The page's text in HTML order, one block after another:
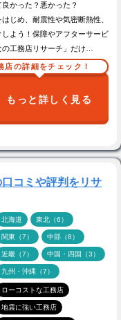
かった？悪かった？
じめ、耐震性や気密断熱性、
よう！保障やアフターサービ
工務店リサーチ」だけ…
店の詳細をチェック！
もっと詳しく見る
コミや評判をリサ
北海道 東北（6）
関東（7） 中部（8）
近畿（7） 中国・四国（3）
九州・沖縄（7）
ローコストな工務店
地震に強い工務店